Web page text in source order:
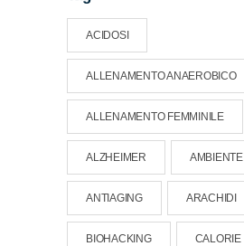
ACIDOSI
ALLENAMENTO ANAEROBICO
ALLENAMENTO FEMMINILE
ALZHEIMER AMBIENTE
ANTIAGING ARACHIDI
BIOHACKING CALORIE